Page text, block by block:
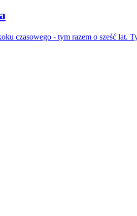
czasowego - tym razem o sześć lat.